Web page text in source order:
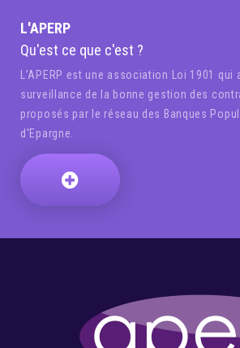
L'APERP
Qu'est ce que c'est ?
L’APERP est une association Loi 1901
surveillance de la bonne gestion des
proposés par le réseau des Banques
d'Epargne.